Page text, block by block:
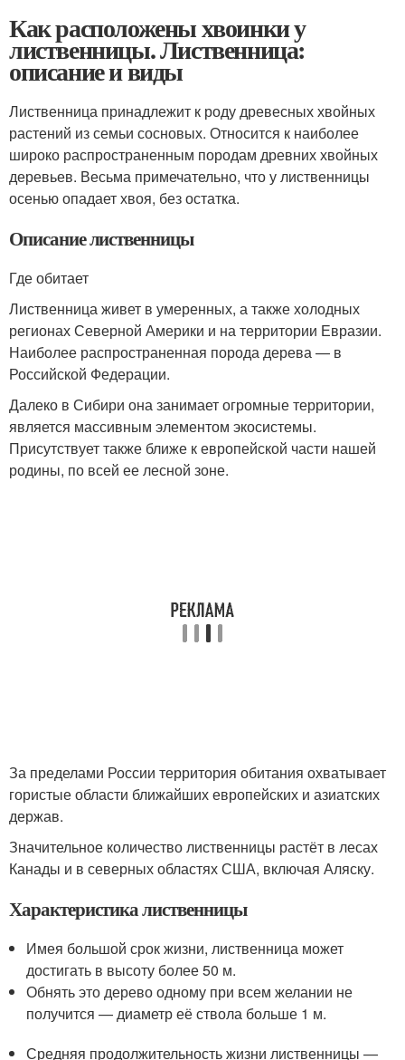
Как расположены хвоинки у
лиственницы. Лиственница:
описание и виды
Лиственница принадлежит к роду древесных хвойных
растений из семьи сосновых. Относится к наиболее
широко распространенным породам древних хвойных
деревьев. Весьма примечательно, что у лиственницы
осенью опадает хвоя, без остатка.
Описание лиственницы
Где обитает
Лиственница живет в умеренных, а также холодных
регионах Северной Америки и на территории Евразии.
Наиболее распространенная порода дерева — в
Российской Федерации.
Далеко в Сибири она занимает огромные территории,
является массивным элементом экосистемы.
Присутствует также ближе к европейской части нашей
родины, по всей ее лесной зоне.
За пределами России территория обитания охватывает
гористые области ближайших европейских и азиатских
держав.
Значительное количество лиственницы растёт в лесах
Канады и в северных областях США, включая Аляску.
Характеристика лиственницы
Имея большой срок жизни, лиственница может
достигать в высоту более 50 м.
Обнять это дерево одному при всем желании не
получится — диаметр её ствола больше 1 м.
Средняя продолжительность жизни лиственницы —